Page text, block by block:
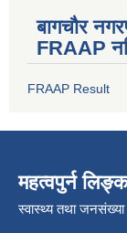
बागचौर
FRAAP
FRAAP Result
महत्वपुर्न
स्वास्थ्य तथा जनसंख्या